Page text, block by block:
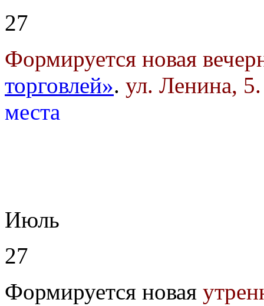
27
Формируется новая
торговлей». ул. Ленина,
места
Июль
27
Формируется новая